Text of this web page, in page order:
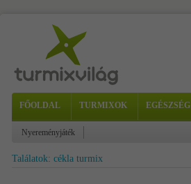
FŐOLDAL TURMIXOK EGÉSZSÉG
Nyereményjáték
Találatok: cékla turmix